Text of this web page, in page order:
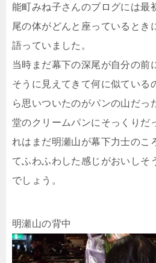
能町みね子さんのブログには最
尾の体がどんと座っているとき
語っていました。
当時まだ幕下の深尾が自分の前
そうに見えてきて何に似ている
ら思いついたのがパンの山だっ
堂のクリームパンにそっくりだ
れはまだ明瀬山が幕下力士のこ
てふわふわした感じがおいしそ
でしょう。
明瀬山の背中